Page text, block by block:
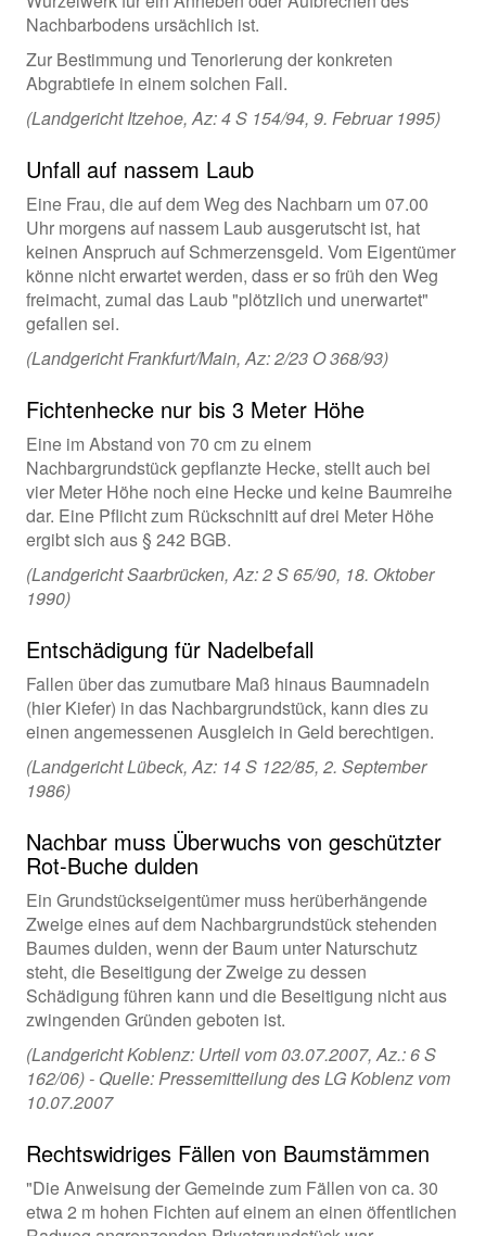
Nachbarbodens ursächlich ist.
Zur Bestimmung und Tenorierung der konkreten
Abgrabtiefe in einem solchen Fall.
(Landgericht Itzehoe, Az: 4 S 154/94, 9. Februar 1995)
Unfall auf nassem Laub
Eine Frau, die auf dem Weg des Nachbarn um 07.00
Uhr morgens auf nassem Laub ausgerutscht ist, hat
keinen Anspruch auf Schmerzensgeld. Vom Eigentümer
könne nicht erwartet werden, dass er so früh den Weg
freimacht, zumal das Laub "plötzlich und unerwartet"
gefallen sei.
(Landgericht Frankfurt/Main, Az: 2/23 O 368/93)
Fichtenhecke nur bis 3 Meter Höhe
Eine im Abstand von 70 cm zu einem
Nachbargrundstück gepflanzte Hecke, stellt auch bei
vier Meter Höhe noch eine Hecke und keine Baumreihe
dar. Eine Pflicht zum Rückschnitt auf drei Meter Höhe
ergibt sich aus § 242 BGB.
(Landgericht Saarbrücken, Az: 2 S 65/90, 18. Oktober
1990)
Entschädigung für Nadelbefall
Fallen über das zumutbare Maß hinaus Baumnadeln
(hier Kiefer) in das Nachbargrundstück, kann dies zu
einen angemessenen Ausgleich in Geld berechtigen.
(Landgericht Lübeck, Az: 14 S 122/85, 2. September
1986)
Nachbar muss Überwuchs von geschützter
Rot-Buche dulden
Ein Grundstückseigentümer muss herüberhängende
Zweige eines auf dem Nachbargrundstück stehenden
Baumes dulden, wenn der Baum unter Naturschutz
steht, die Beseitigung der Zweige zu dessen
Schädigung führen kann und die Beseitigung nicht aus
zwingenden Gründen geboten ist.
(Landgericht Koblenz: Urteil vom 03.07.2007, Az.: 6 S
162/06) - Quelle: Pressemitteilung des LG Koblenz vom
10.07.2007
Rechtswidriges Fällen von Baumstämmen
"Die Anweisung der Gemeinde zum Fällen von ca. 30
etwa 2 m hohen Fichten auf einem an einen öffentlichen